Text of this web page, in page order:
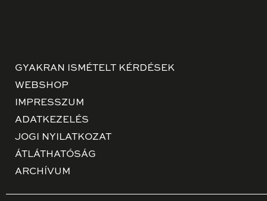
GYAKRAN ISMÉTELT KÉRDÉSEK
WEBSHOP
IMPRESSZUM
ADATKEZELÉS
JOGI NYILATKOZAT
ÁTLÁTHATÓSÁG
ARCHÍVUM